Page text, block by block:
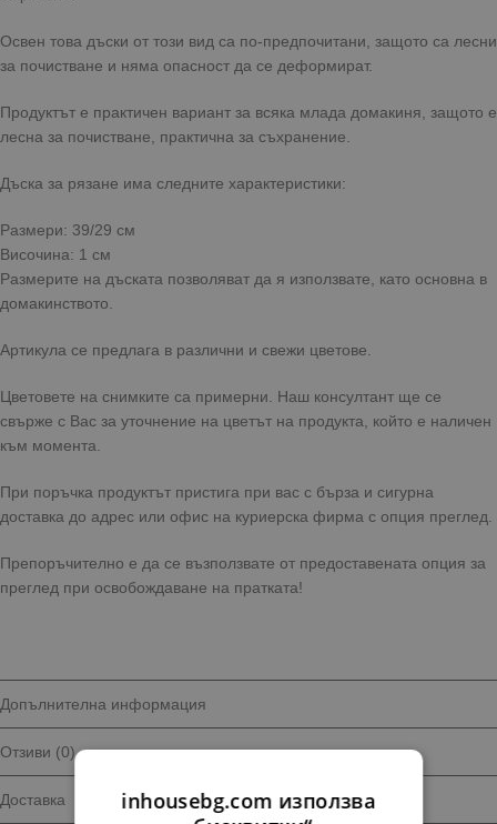
Освен това дъски от този вид са по-предпочитани, защото са лесни
за почистване и няма опасност да се деформират.
Продуктът е практичен вариант за всяка млада домакиня, защото е
лесна за почистване, практична за съхранение.
Дъска за рязане има следните характеристики:
Размери: 39/29 см
Височина: 1 см
Размерите на дъската позволяват да я използвате, като основна в
домакинството.
Артикула се предлага в различни и свежи цветове.
Цветовете на снимките са примерни. Наш консултант ще се
свърже с Вас за уточнение на цветът на продукта, който е наличен
към момента.
При поръчка продуктът пристига при вас с бърза и сигурна
доставка до адрес или офис на куриерска фирма с опция преглед.
Препоръчително е да се възползвате от предоставената опция за
преглед при освобождаване на пратката!
Допълнителна информация
Отзиви (0)
Доставка
inhousebg.com използва